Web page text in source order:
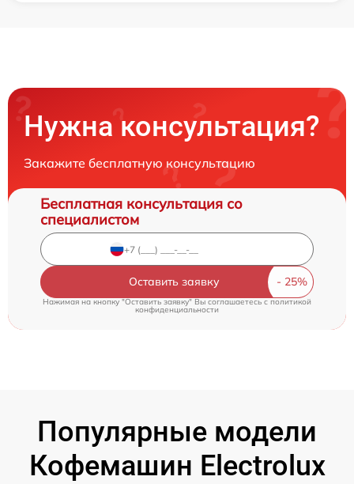
Нужна консультация?
Закажите бесплатную консультацию
Бесплатная консультация со
специалистом
Оставить заявку
Нажимая на кнопку "Оставить заявку" Вы соглашаетесь c политикой
конфиденциальности
Популярные модели
Кофемашин Electrolux